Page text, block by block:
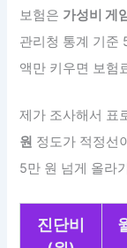
보험은 가성비 게
관리청 통계 기준
액만 키우면 보험
제가 조사해서 표
원 정도가 적정선
5만 원 넘게 올라
진단비